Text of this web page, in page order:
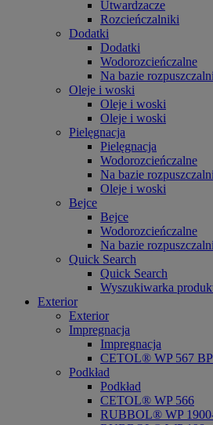
Utwardzacze
Rozcieńczalniki
Dodatki
Dodatki
Wodorozcieńczalne
Na bazie
Oleje i woski
Oleje i woski
Oleje i woski
Pielęgnacja
Pielęgnacja
Wodorozcieńczalne
Na bazie
Oleje i woski
Bejce
Bejce
Wodorozcieńczalne
Na bazie
Quick Search
Quick Search
Wyszukiwarka
Exterior
Exterior
Impregnacja
Impregnacja
CETOL® WP 567
Podkład
Podkład
CETOL® WP 566
RUBBOL® WP